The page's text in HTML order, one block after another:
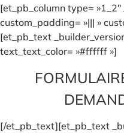
[et_pb_column type=
custom_padding= »||| »
[et_pb_text
text_text_color= »#ffffff »]
[/et_pb_text][et_pb_text